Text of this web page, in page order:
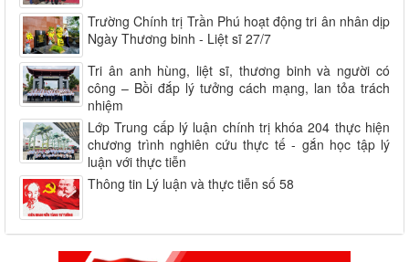
Trường Chính trị Trần Phú hoạt động tri ân nhân dịp
Ngày Thương binh - Liệt sĩ 27/7
Tri ân anh hùng, liệt sĩ, thương binh và người có
công – Bồi đắp lý tưởng cách mạng, lan tỏa trách
nhiệm
Lớp Trung cấp lý luận chính trị khóa 204 thực hiện
chương trình nghiên cứu thực tế - gắn học tập lý
luận với thực tiễn
Thông tin Lý luận và thực tiễn số 58